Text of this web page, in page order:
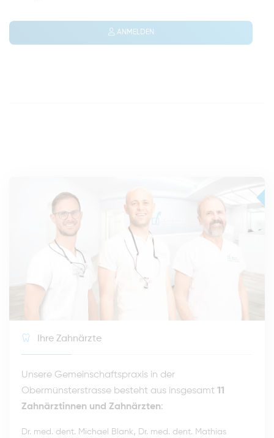
ANMELDEN
Ihre Zahnärzte
Unsere Gemeinschaftspraxis in der
Obermünsterstrasse besteht aus insgesamt 11
Zahnärztinnen und Zahnärzten:
Dr. med. dent. Michael Blank, Dr. med. dent. Mathias